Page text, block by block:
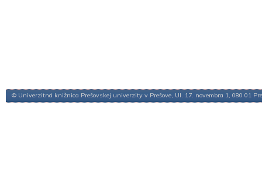
© Univerzitná knižnica Prešovskej univerzity v Prešove, Ul. 17. novembra 1, 080 01